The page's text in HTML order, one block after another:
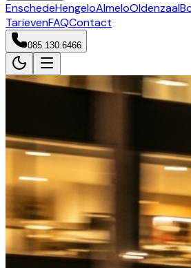
EnschedeHengeloAlmeloOldenzaal
TarievenFAQContact
085 130 6466